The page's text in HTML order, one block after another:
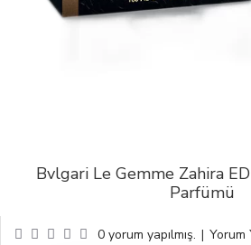
Bvlgari Le Gemme Zahira
Parfümü
0 yorum yapılmış. | Yorum